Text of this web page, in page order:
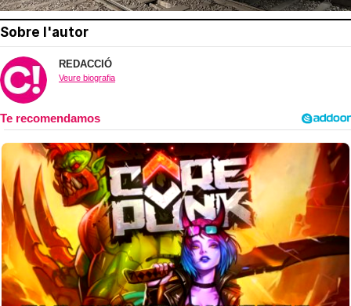
Sobre l'autor
REDACCIÓ
Veure biografia